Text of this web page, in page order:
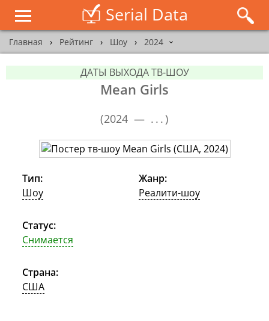
Serial Data
Главная › Рейтинг › Шоу › 2024 ›
ДАТЫ ВЫХОДА ТВ-ШОУ
Mean Girls
(2024 — ...)
Тип:
Шоу
Статус:
Снимается
Страна:
США
Жанр:
Реалити-шоу